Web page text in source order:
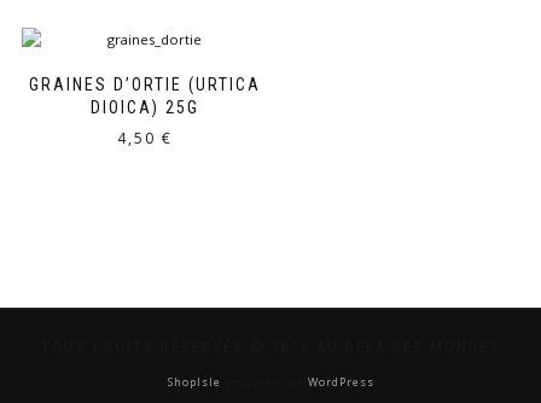
GRAINES D’ORTIE (URTICA
DIOICA) 25G
4,50 €
ShopIsle WordPress